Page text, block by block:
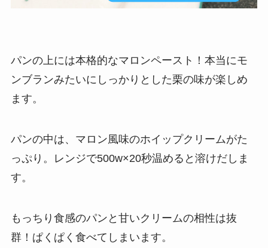
パンの上には本格的なマロンペースト！本当にモ
ンブランみたいにしっかりとした栗の味が楽しめ
ます。
パンの中は、マロン風味のホイップクリームがた
っぷり。レンジで500w×20秒温めると溶けだしま
す。
もっちり食感のパンと甘いクリームの相性は抜
群！ぱくぱく食べてしまいます。